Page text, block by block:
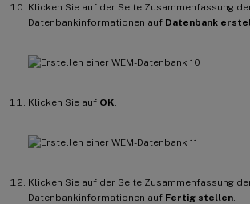
Klicken Sie auf der Seite Zusammenfassung
Datenbankinformationen auf Datenbank
Klicken Sie auf OK
Klicken Sie auf der Seite Zusammenfassung
Datenbankinformationen auf Fertig stellen